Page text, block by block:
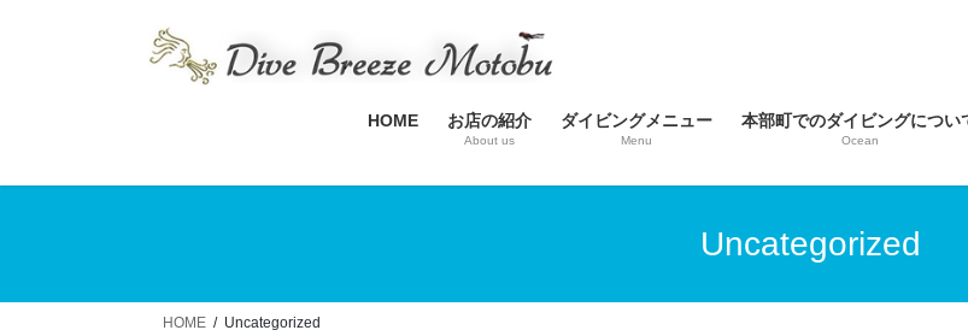
ス
ン
HOME お店の紹介
About us
ダイビングメニュー
Menu
本部町でのダイビングについ
Ocean
Uncategorized
HOME Uncategorized